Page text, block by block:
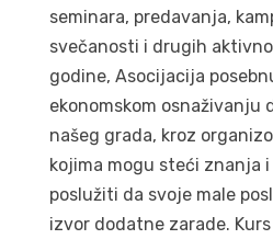
seminara, predavanja,
svečanosti i drugih
godine, Asocijacija
ekonomskom osnaživanju
našeg grada, kroz
kojima mogu steći znanja
poslužiti da svoje male
izvor dodatne zarade.